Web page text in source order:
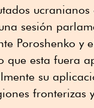
sesión
Poroshenko
que esta fuera
su
fronterizas